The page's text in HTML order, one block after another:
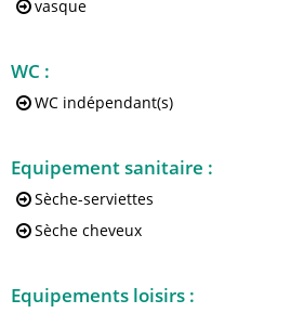
vasque
WC :
WC indépendant(s)
Equipement sanitaire :
Sèche-serviettes
Sèche cheveux
Equipements loisirs :